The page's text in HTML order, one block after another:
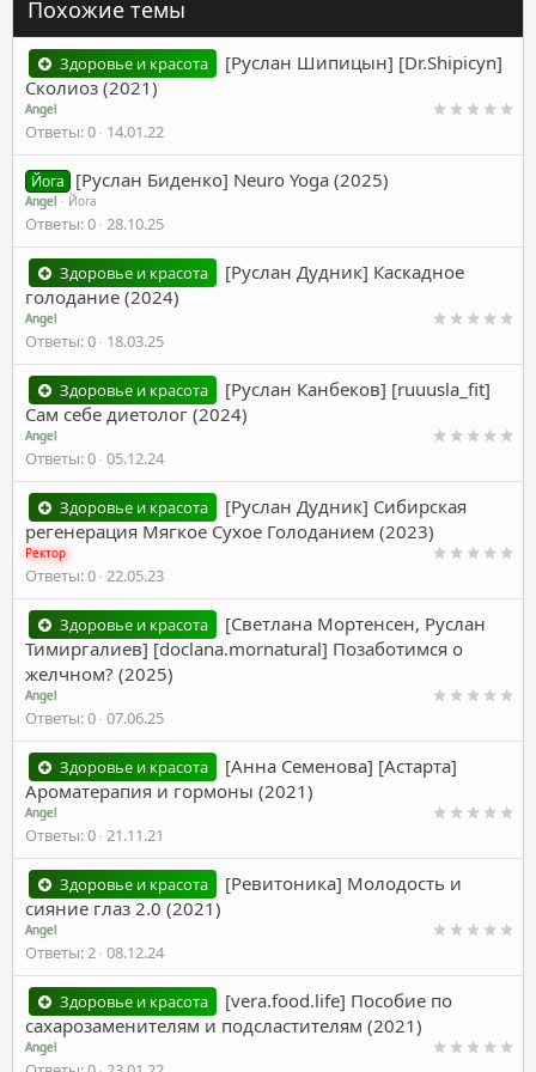
Похожие темы
Здоровье и красота
[Руслан Шипицын] [Dr.Shipicyn]
Сколиоз (2021)
Angel
Ответы 0 14.01.22
Йога [Руслан Биденко] Neuro Yoga (2025)
Angel Йога
Ответы 0 28.10.25
Здоровье и красота
[Руслан Дудник] Каскадное
голодание (2024)
Angel
Ответы 0 18.03.25
Здоровье и красота
[Руслан Канбеков] [ruuusla_fit]
Сам себе диетолог (2024)
Angel
Ответы 0 05.12.24
Здоровье и красота
[Руслан Дудник] Сибирская
регенерация Мягкое Сухое Голоданием (2023)
Ректор
Ответы 0 22.05.23
Здоровье и красота
[Светлана Мортенсен, Руслан
Тимиргалиев] [doclana.mornatural] Позаботимся о
желчном? (2025)
Angel
Ответы 0 07.06.25
Здоровье и красота
[Анна Семенова] [Астарта]
Ароматерапия и гормоны (2021)
Angel
Ответы 0 21.11.21
Здоровье и красота
[Ревитоника] Молодость и
сияние глаз 2.0 (2021)
Angel
Ответы 2 08.12.24
Здоровье и красота
[vera.food.life] Пособие по
сахарозаменителям и подсластителям (2021)
Angel